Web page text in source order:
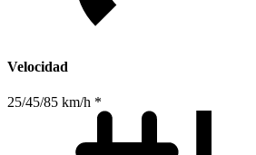
Velocidad
25/45/85 km/h *